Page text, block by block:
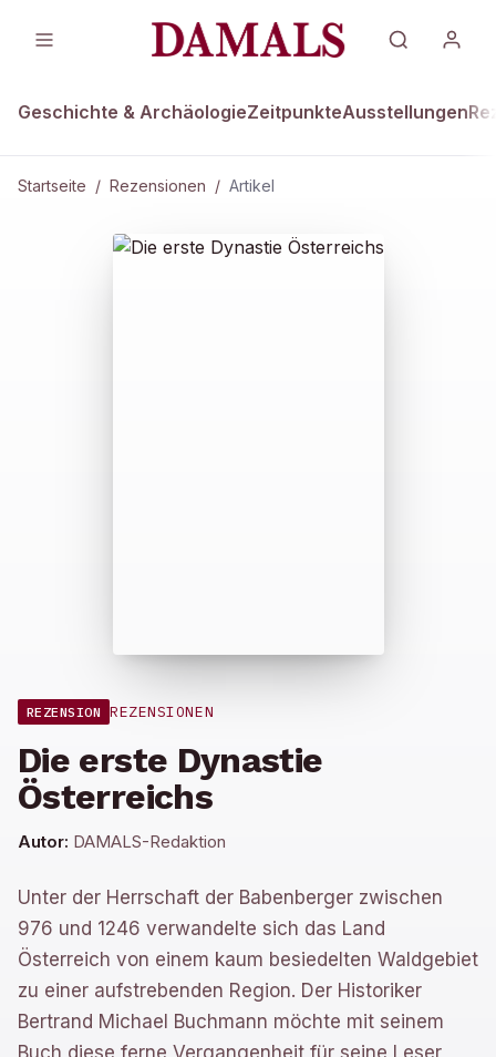
Geschichte & ArchäologieZeitpunkteAusstellungen
Startseite / Rezensionen / Artikel
REZENSION REZENSIONEN
Die erste Dynastie
Österreichs
Autor: DAMALS-Redaktion
Unter der Herrschaft der Babenberger zwischen
976 und 1246 verwandelte sich das Land
Österreich von einem kaum besiedelten Waldgebiet
zu einer aufstrebenden Region. Der Historiker
Bertrand Michael Buchmann möchte mit seinem
Buch diese ferne Vergangenheit für seine Leser